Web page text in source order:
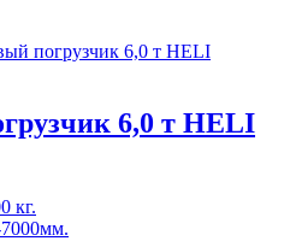
6,0 т HELI
кг.